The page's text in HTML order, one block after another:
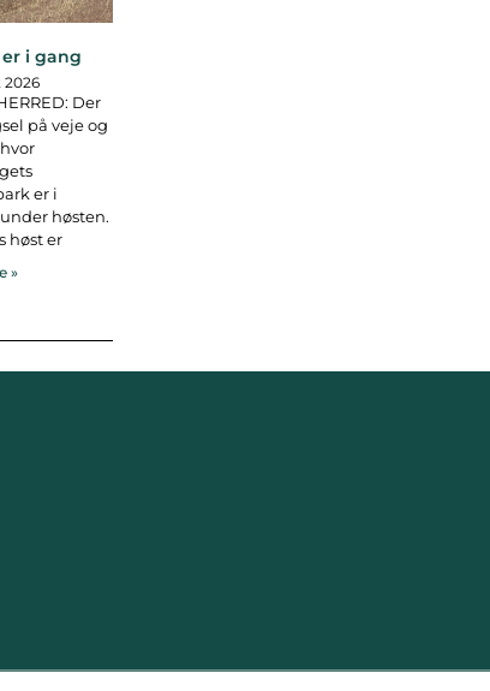
i gang
2026
Der
på veje og
er i
høsten.
høst er
»